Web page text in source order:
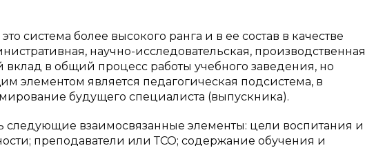
система более высокого ранга и в ее состав в качестве
научно-исследовательская, производственная
в общий процесс работы учебного заведения, но
элементом является педагогическая подсистема, в
будущего специалиста (выпускника).
взаимосвязанные элементы: цели воспитания и
преподаватели или ТСО; содержание обучения и